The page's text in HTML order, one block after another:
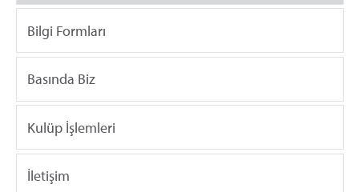
Bilgi Formları
Basında Biz
Kulüp İşlemleri
İletişim